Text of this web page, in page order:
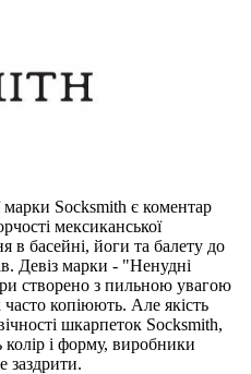
марки Socksmith є коментар
мексиканської
в басейні, йоги та балету до
Девіз марки - "Ненудні
створено з пильною увагою
копіюють. Але якість
шкарпеток Socksmith,
колір і форму, виробники
заздрити.